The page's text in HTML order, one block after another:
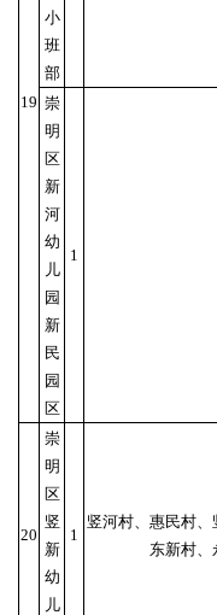
19
小
班
部
崇
明
区
新
河
幼
儿
园
新
民
园
区
1
20
崇
明
区
竖
新
幼
儿
1
竖河村、惠民村、
东新村、